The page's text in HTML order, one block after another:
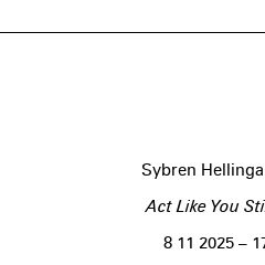
Sybren
Act Like You
8 11 2025 –